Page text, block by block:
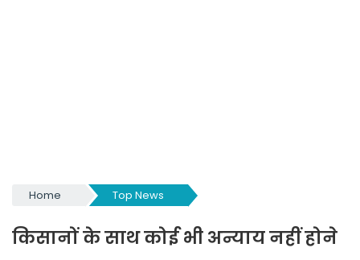
Home Top News
किसानों के साथ कोई भी अन्याय नहीं होने